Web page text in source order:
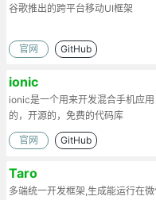
谷歌推出的跨平台移动UI框架
官网 GitHub
ionic
ionic是一个用来开发混合手机应用
的，开源的，免费的代码库
官网 GitHub
Taro
多端统一开发框架,生成能运行在